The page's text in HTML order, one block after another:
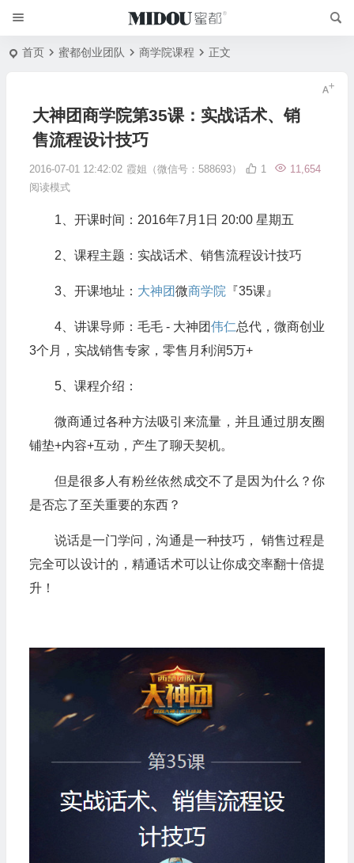
首页 蜜都创业团队 商学院课程 正文
大神团商学院第35课：实战话术、销
售流程设计技巧
2016-07-01 12:42:02 霞姐（微信号：588693） 11,654
1
阅读模式
1、开课时间：2016年7月1日 20:00 星期五
2、课程主题：实战话术、销售流程设计技巧
3、开课地址： 大神团微商学院 『35课』
4、讲课导师：毛毛 - 大神团伟仁总代，微商创业
3个月，实战销售专家，零售月利润5万+
5、课程介绍：
微商通过各种方法吸引来流量，并且通过朋友圈
铺垫+内容+互动，产生了聊天契机。
但是很多人有粉丝依然成交不了是因为什么？你
是否忘了至关重要的东西？
说话是一门学问，沟通是一种技巧， 销售过程是
完全可以设计的，精通话术可以让你成交率翻十倍提
升！